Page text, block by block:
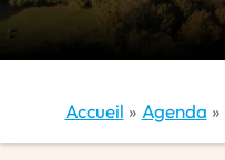
Accueil » Agenda »